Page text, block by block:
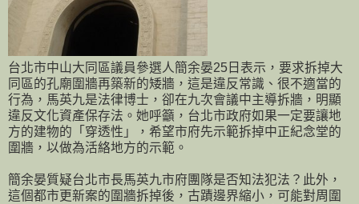
台北市中山大同區議員參選人簡余晏25日表示，要求拆掉大
同區的孔廟圍牆再築新的矮牆，這是違反常識、很不適當的
行為，馬英九是法律博士，卻在九次會議中主導拆牆，明顯
違反文化資產保存法。她呼籲，台北市政府如果一定要讓地
方的建物的「穿透性」，希望市府先示範拆掉中正紀念堂的
圍牆，以做為活絡地方的示範。
簡余晏質疑台北市長馬英九市府團隊是否知法犯法？此外，
這個都市更新案的圍牆拆掉後，古蹟邊界縮小，可能對周圍